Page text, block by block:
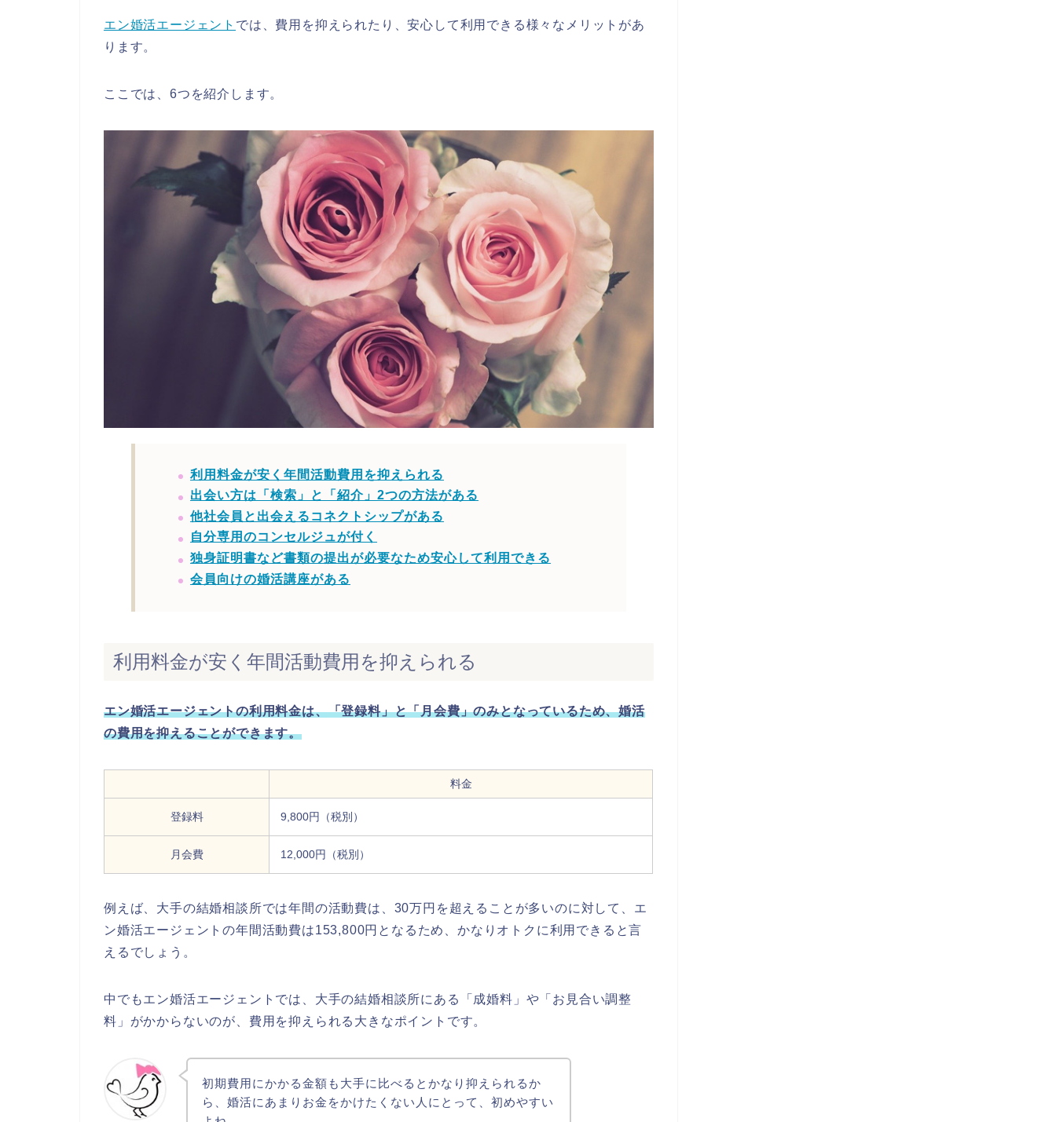
エン婚活エージェント では、費用を抑えられたり、安心して利用できる様々なメリットがあ
ります。
ここでは、6つを紹介します。
利用料金が安く年間活動費用を抑えられる
出会い方は「検索」と「紹介」2つの方法がある
他社会員と出会えるコネクトシップがある
自分専用のコンセルジュが付く
独身証明書など書類の提出が必要なため安心して利用できる
会員向けの婚活講座がある
利用料金が安く年間活動費用を抑えられる
エン婚活エージェントの利用料金は、「登録料」と「月会費」のみとなっているため、婚活
の費用を抑えることができます。
料金
登録料 9,800円（税別）
月会費 12,000円（税別）
例えば、大手の結婚相談所では年間の活動費は、30万円を超えることが多いのに対して、エ
ン婚活エージェントの年間活動費は153,800円となるため、かなりオトクに利用できると言
えるでしょう。
中でもエン婚活エージェントでは、大手の結婚相談所にある「成婚料」や「お見合い調整
料」がかからないのが、費用を抑えられる大きなポイントです。
初期費用にかかる金額も大手に比べるとかなり抑えられるか
ら、婚活にあまりお金をかけたくない人にとって、初めやすい